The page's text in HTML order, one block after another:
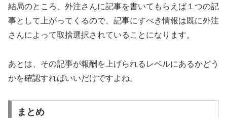
結局のところ、外注さんに記事を書いてもらえば１つの記
事として上がってくるので、記事にすべき情報は既に外注
さんによって取捨選択されていることになります。
あとは、その記事が報酬を上げられるレベルにあるかどう
かを確認すればいいだけですよね。
まとめ